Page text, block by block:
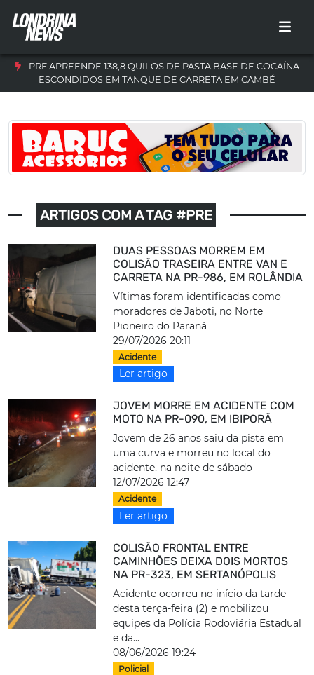
PRF APREENDE 138,8 QUILOS DE PASTA BASE DE COCAÍNA
ESCONDIDOS EM TANQUE DE CARRETA EM CAMBÉ
ARTIGOS COM A TAG #PRE
DUAS PESSOAS MORREM EM
COLISÃO TRASEIRA ENTRE VAN E
CARRETA NA PR-986, EM ROLÂNDIA
Vítimas foram identificadas como
moradores de Jaboti, no Norte
Pioneiro do Paraná
29/07/2026 20:11
Acidente
Ler artigo
JOVEM MORRE EM ACIDENTE COM
MOTO NA PR-090, EM IBIPORÃ
Jovem de 26 anos saiu da pista em
uma curva e morreu no local do
acidente, na noite de sábado
12/07/2026 12:47
Acidente
Ler artigo
COLISÃO FRONTAL ENTRE
CAMINHÕES DEIXA DOIS MORTOS
NA PR-323, EM SERTANÓPOLIS
Acidente ocorreu no início da tarde
desta terça-feira (2) e mobilizou
equipes da Polícia Rodoviária Estadual
e da...
08/06/2026 19:24
Policial